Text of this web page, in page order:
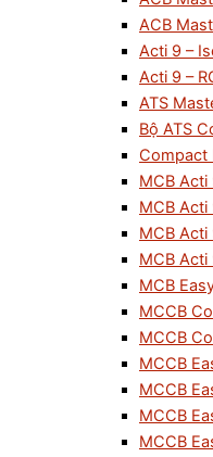
ACB
Acti 9 –
Acti 9 –
ATS
Bộ ATS
Compact
MCB Acti
MCB Acti
MCB Acti
MCB Acti
MCB
MCCB
MCCB
MCCB
MCCB
MCCB
MCCB